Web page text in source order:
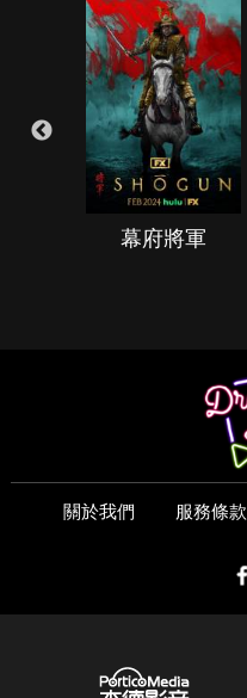
幕府將軍
關於我們 服務條款